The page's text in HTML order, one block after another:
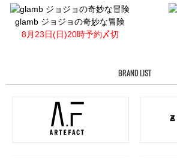
glamb ジョジョの奇妙な冒険
8月23日(日)20時予約〆切
BRAND LIST